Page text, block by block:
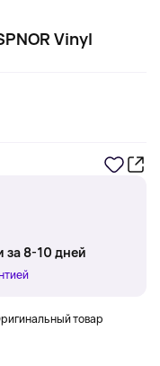
Vinyl
за 8-10 дней
товар